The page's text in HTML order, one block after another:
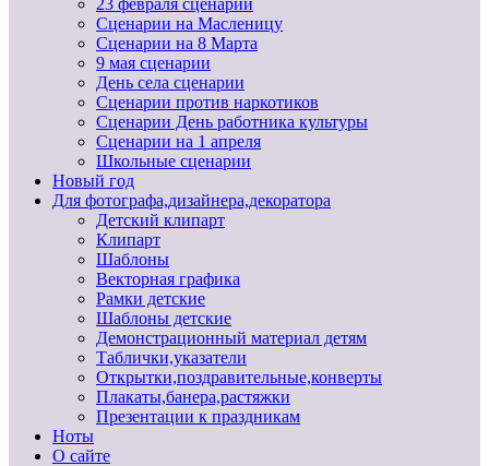
Сценарии на Масленицу
Сценарии на 8 Марта
9 мая сценарии
День села сценарии
Сценарии против наркотиков
Сценарии День работника культуры
Сценарии на 1 апреля
Школьные сценарии
Новый год
Для фотографа,дизайнера,декоратора
Детский клипарт
Клипарт
Шаблоны
Векторная графика
Рамки детские
Шаблоны детские
Демонстрационный материал детям
Таблички,указатели
Открытки,поздравительные,конверты
Плакаты,банера,растяжки
Презентации к праздникам
Ноты
О сайте